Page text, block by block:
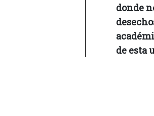
donde
de esta